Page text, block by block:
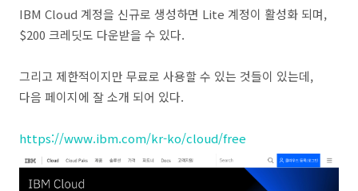
IBM Cloud 계정을 신규로 생성하면 Lite 계정이 활성화 되며,
$200 크레딧도 다운받을 수 있다.
그리고 제한적이지만 무료로 사용할 수 있는 것들이 있는데,
다음 페이지에 잘 소개 되어 있다.
https://www.ibm.com/kr-ko/cloud/free